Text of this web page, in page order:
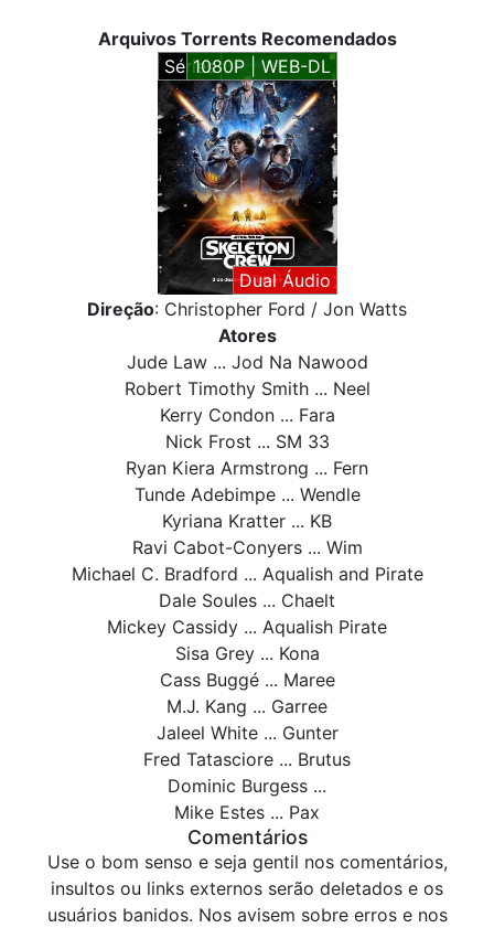
Arquivos Torrents Recomendados
Séries1080P | WEB-DL
Dual Áudio
Direção: Christopher Ford / Jon Watts
Atores
Jude Law ... Jod Na Nawood
Robert Timothy Smith ... Neel
Kerry Condon ... Fara
Nick Frost ... SM 33
Ryan Kiera Armstrong ... Fern
Tunde Adebimpe ... Wendle
Kyriana Kratter ... KB
Ravi Cabot-Conyers ... Wim
Michael C. Bradford ... Aqualish and Pirate
Dale Soules ... Chaelt
Mickey Cassidy ... Aqualish Pirate
Sisa Grey ... Kona
Cass Buggé ... Maree
M.J. Kang ... Garree
Jaleel White ... Gunter
Fred Tatasciore ... Brutus
Dominic Burgess ...
Mike Estes ... Pax
Comentários
Use o bom senso e seja gentil nos comentários,
insultos ou links externos serão deletados e os
usuários banidos. Nos avisem sobre erros e nos